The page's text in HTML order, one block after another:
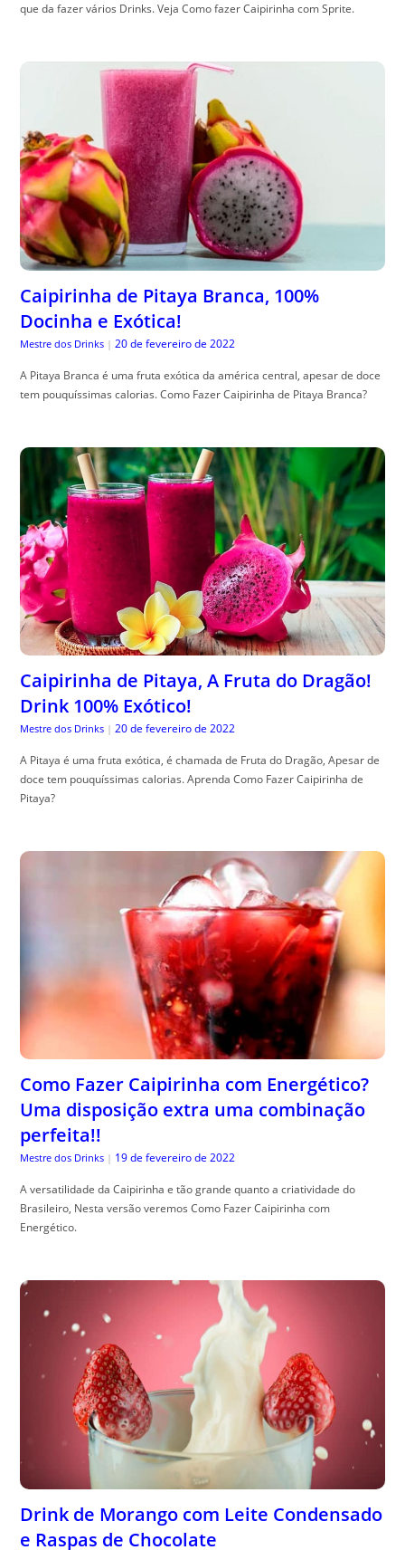
que da fazer vários Drinks. Veja Como fazer Caipirinha com Sprite.
Caipirinha de Pitaya Branca, 100%
Docinha e Exótica!
Mestre dos Drinks | 20 de fevereiro de 2022
A Pitaya Branca é uma fruta exótica da américa central, apesar de doce
tem pouquíssimas calorias. Como Fazer Caipirinha de Pitaya Branca?
Caipirinha de Pitaya, A Fruta do Dragão!
Drink 100% Exótico!
Mestre dos Drinks | 20 de fevereiro de 2022
A Pitaya é uma fruta exótica, é chamada de Fruta do Dragão, Apesar de
doce tem pouquíssimas calorias. Aprenda Como Fazer Caipirinha de
Pitaya?
Como Fazer Caipirinha com Energético?
Uma disposição extra uma combinação
perfeita!!
Mestre dos Drinks | 19 de fevereiro de 2022
A versatilidade da Caipirinha e tão grande quanto a criatividade do
Brasileiro, Nesta versão veremos Como Fazer Caipirinha com
Energético.
Drink de Morango com Leite Condensado
e Raspas de Chocolate